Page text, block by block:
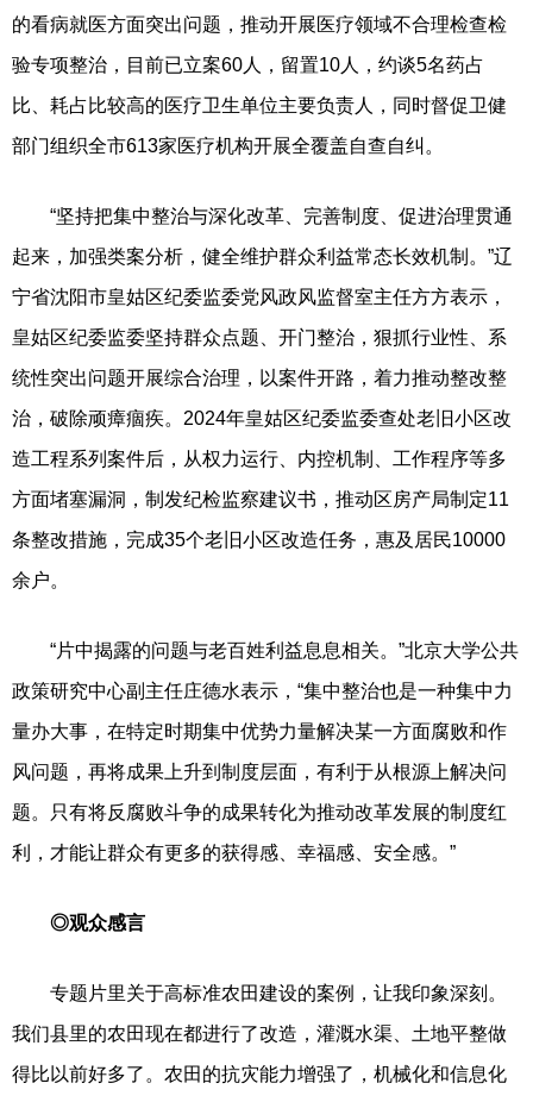
的看病就医方面突出问题，推动开展医疗领域不合理检查检
验专项整治，目前已立案60人，留置10人，约谈5名药占
比、耗占比较高的医疗卫生单位主要负责人，同时督促卫健
部门组织全市613家医疗机构开展全覆盖自查自纠。
“坚持把集中整治与深化改革、完善制度、促进治理贯通
起来，加强类案分析，健全维护群众利益常态长效机制。”辽
宁省沈阳市皇姑区纪委监委党风政风监督室主任方方表示，
皇姑区纪委监委坚持群众点题、开门整治，狠抓行业性、系
统性突出问题开展综合治理，以案件开路，着力推动整改整
治，破除顽瘴痼疾。2024年皇姑区纪委监委查处老旧小区改
造工程系列案件后，从权力运行、内控机制、工作程序等多
方面堵塞漏洞，制发纪检监察建议书，推动区房产局制定11
条整改措施，完成35个老旧小区改造任务，惠及居民10000
余户。
“片中揭露的问题与老百姓利益息息相关。”北京大学公共
政策研究中心副主任庄德水表示，“集中整治也是一种集中力
量办大事，在特定时期集中优势力量解决某一方面腐败和作
风问题，再将成果上升到制度层面，有利于从根源上解决问
题。只有将反腐败斗争的成果转化为推动改革发展的制度红
利，才能让群众有更多的获得感、幸福感、安全感。”
◎观众感言
专题片里关于高标准农田建设的案例，让我印象深刻。
我们县里的农田现在都进行了改造，灌溉水渠、土地平整做
得比以前好多了。农田的抗灾能力增强了，机械化和信息化